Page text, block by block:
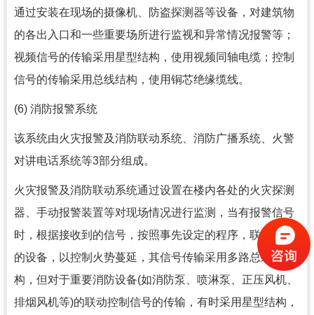
通过安装在现场的摄像机、防盗探测器等设备，对建筑物
的各出入口和一些重要场所进行监视和异常情况报警等；
视频信号的传输采用星型结构，使用视频同轴电缆；控制
信号的传输采用总线结构，使用铜芯绝缘缆线。
(6) 消防报警系统
该系统由火灾报警及消防联动系统、消防广播系统、火警
对讲电话系统等3部分组成。
火灾报警及消防联动系统通过设置在楼内各处的火灾探测
器、手动报警装置等对现场情况进行监测，当有报警信号
时，根据接收到的信号，按照事先设定的程序，联动相应
的设备，以控制火势蔓延，其信号传输采用多路总线结
构，但对于重要消防设备(如消防泵、喷淋泵、正压风机、
排烟风机等)的联动控制信号的传输，有时采用星型结构，